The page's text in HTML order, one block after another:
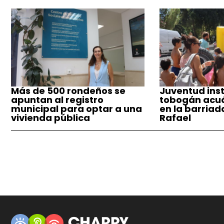
Más de 500 rondeños se
apuntan al registro
municipal para optar a una
vivienda pública
Juventud
tobogán
en la
Rafael